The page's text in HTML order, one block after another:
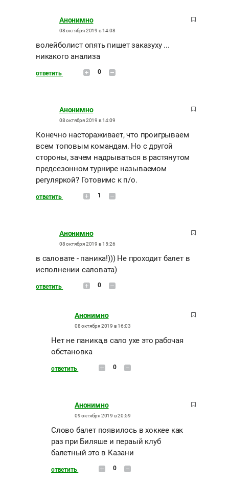
Анонимно
08 октября 2019 в 14:08
волейболист опять пишет заказуху ...
никакого анализа
ответить 0
Анонимно
08 октября 2019 в 14:09
Конечно настораживает, что проигрываем
всем топовым командам. Но с другой
стороны, зачем надрываться в растянутом
предсезонном турнире называемом
регуляркой? Готовимс к п/о.
ответить 1
Анонимно
08 октября 2019 в 15:26
в саловате - паника!))) Не проходит балет в
исполнении саловата)
ответить 0
Анонимно
08 октября 2019 в 16:03
Нет не паника,в сало ухе это рабочая
обстановка
ответить 0
Анонимно
09 октября 2019 в 20:59
Слово балет появилось в хоккее как
раз при Биляше и пераый клуб
балетный это в Казани
ответить 0